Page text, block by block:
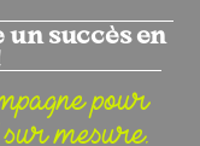
succès en
pour
mesure.